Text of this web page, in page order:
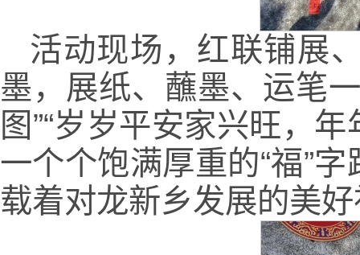
活动现场，红联铺展
墨，展纸、蘸墨、运笔
图”“岁岁平安家兴旺，
一个个饱满厚重的“福”
载着对龙新乡发展的美